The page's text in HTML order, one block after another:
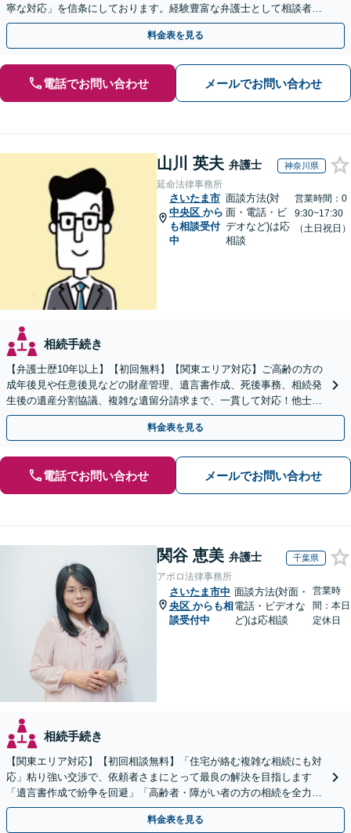
寧な対応」を信条にしております。経験豊富な弁護士として相談者様
のため全力を尽くします。お気軽にご相談ください。
料金表を見る
電話でお問い合わせ メールでお問い合わせ
山川 英夫 弁護士 神奈川県
延命法律事務所
さいたま市
中央区 から
も相談受付
中
面談方法(対
面・電話・ビ
デオなど)は応
相談
営業時間：0
9:30~17:30
（土日祝日）
相続手続き
【弁護士歴10年以上】【初回無料】【関東エリア対応】ご高齢の方の
成年後見や任意後見などの財産管理、遺言書作成、死後事務、相続発
生後の遺産分割協議、複雑な遺留分請求まで、一貫して対応！他士業
との連携力を活かした最適解の追求【WEB面談対応】
料金表を見る
電話でお問い合わせ メールでお問い合わせ
関谷 恵美 弁護士 千葉県
アポロ法律事務所
さいたま市中
央区 からも相
談受付中
面談方法(対面・
電話・ビデオな
ど)は応相談
営業時
間：本日
定休日
相続手続き
【関東エリア対応】【初回相談無料】「住宅が絡む複雑な相続にも対
応」粘り強い交渉で、依頼者さまにとって最良の解決を目指します
「遺言書作成で紛争を回避」「高齢者・障がい者の方の相続を全力サ
ポート」【全国出張】【完全個室制】【バリアフリー対応】
料金表を見る